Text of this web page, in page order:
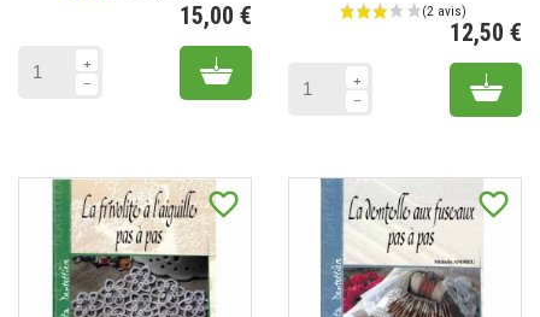
15,00 €
Add to cart
12,50 €
Add
favorite_border favorite_border